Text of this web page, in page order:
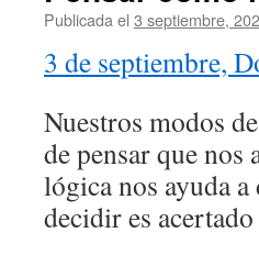
Publicada el 3 septiembre,
3 de septiembre,
Nuestros modos
de pensar que nos
lógica nos ayuda
decidir es